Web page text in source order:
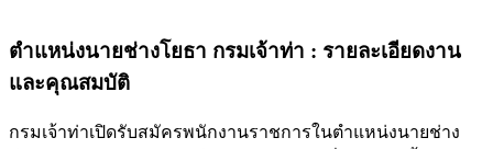
ตำแหน่งนายช่างโยธา กรมเจ้าท่า : รายละเอียดงาน
และคุณสมบัติ
กรมเจ้าท่าเปิดรับสมัครพนักงานราชการในตำแหน่งนายช่าง